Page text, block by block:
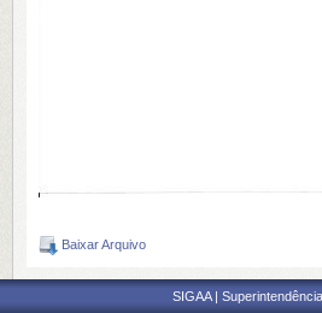
Baixar Arquivo
SIGAA |